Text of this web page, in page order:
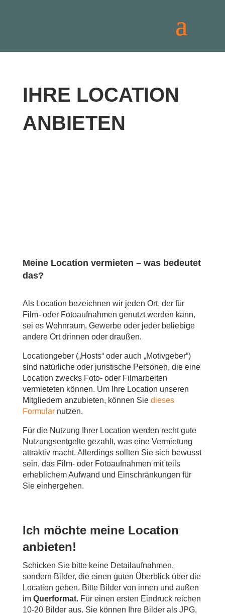
IHRE LOCATION
ANBIETEN
Meine Location vermieten – was bedeutet
das?
Als Location bezeichnen wir jeden Ort, der für
Film- oder Fotoaufnahmen genutzt werden kann,
sei es Wohnraum, Gewerbe oder jeder beliebige
andere Ort drinnen oder draußen.
Locationgeber („Hosts“ oder auch „Motivgeber“)
sind natürliche oder juristische Personen, die eine
Location zwecks Foto- oder Filmarbeiten
vermieteten können. Um Ihre Location unseren
Mitgliedern anzubieten, können Sie dieses
Formularnutzen.
Für die Nutzung Ihrer Location werden recht gute
Nutzungsentgelte gezahlt, was eine Vermietung
attraktiv macht. Allerdings sollten Sie sich bewusst
sein, das Film- oder Fotoaufnahmen mit teils
erheblichem Aufwand und Einschränkungen für
Sie einhergehen.
Ich möchte meine Location
anbieten!
Schicken Sie bitte keine Detailaufnahmen,
sondern Bilder, die einen guten Überblick über die
Location geben. Bitte Bilder von innen und außen
im Querformat. Für einen ersten Eindruck reichen
10-20 Bilder aus. Sie können Ihre Bilder als JPG,